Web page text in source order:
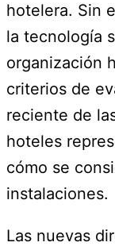
hotelera. Sin
la tecnología
organización
criterios de
reciente de
hoteles
cómo se
instalaciones.
Las nuevas